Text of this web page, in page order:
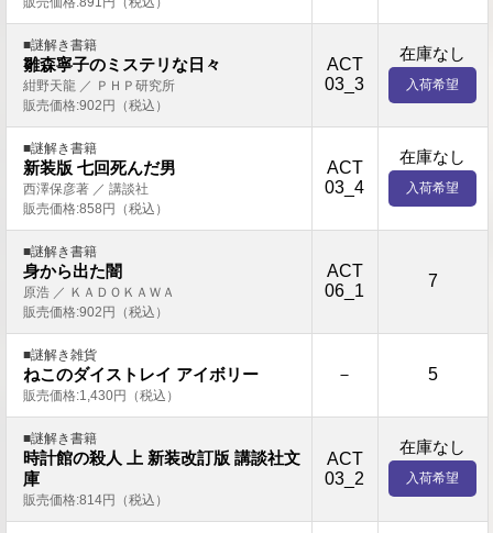
■謎解き書籍
雛森寧子のミステリな日々
紺野天龍 ／ ＰＨＰ研究所
販売価格:902円（税込）
ACT
03_3
在庫なし
入荷希望
■謎解き書籍
新装版 七回死んだ男
西澤保彦著 ／ 講談社
販売価格:858円（税込）
ACT
03_4
在庫なし
入荷希望
■謎解き書籍
身から出た闇
原浩 ／ ＫＡＤＯＫＡＷＡ
販売価格:902円（税込）
ACT
06_1
7
■謎解き雑貨
ねこのダイストレイ アイボリー
販売価格:1,430円（税込）
－ 5
■謎解き書籍
時計館の殺人 上 新装改訂版 講談社文
庫
販売価格:814円（税込）
ACT
03_2
在庫なし
入荷希望